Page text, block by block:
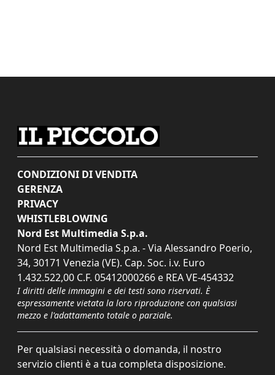
CONDIZIONI DI VENDITA
GERENZA
PRIVACY
WHISTLEBLOWING
Nord Est Multimedia S.p.a.
Nord Est Multimedia S.p.a. - Via Alessandro Poerio,
34, 30171 Venezia (VE). Cap. Soc. i.v. Euro
1.432.522,00 C.F. 05412000266 e REA VE-454332
I diritti delle immagini e dei testi sono riservati. È
espressamente vietata la loro riproduzione con qualsiasi
mezzo e l'adattamento totale o parziale.
Per qualsiasi necessità o domanda, il nostro
servizio clienti è a tua completa disposizione.